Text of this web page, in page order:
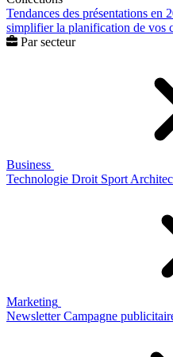
Tendances des présentations en
simplifier la planification de vos
Par secteur
Business
Technologie Droit Sport
Marketing
Newsletter Campagne